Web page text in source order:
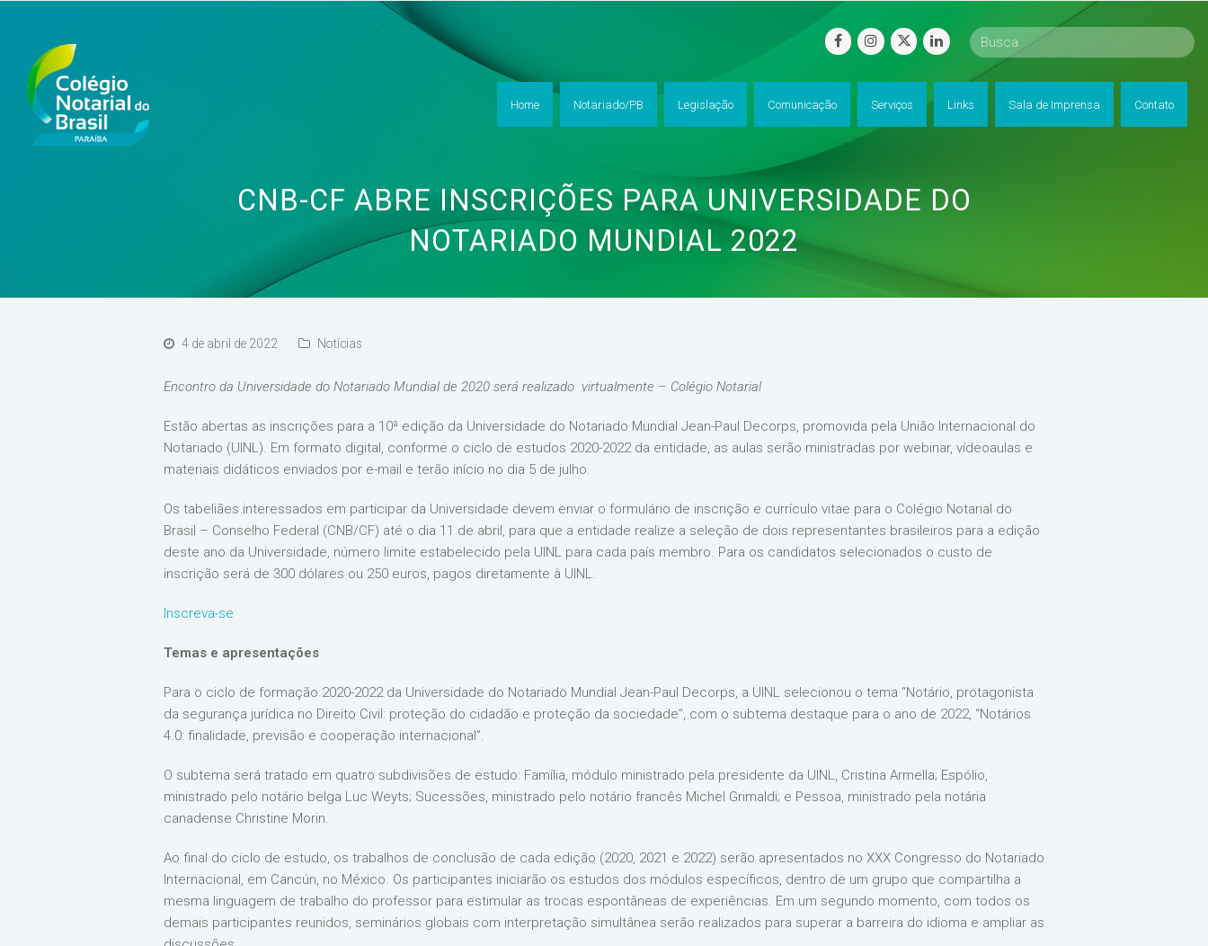
facebookinstagram
twitterlinkedin
Home Notariado/PB Legislação Comunicação Serviços Links Sala de Imprensa Contato
CNB-CF ABRE INSCRIÇÕES PARA UNIVERSIDADE DO
NOTARIADO MUNDIAL 2022
4 de abril de 2022 Notícias
Encontro da Universidade do Notariado Mundial de 2020 será realizado virtualmente – Colégio Notarial
Estão abertas as inscrições para a 10ª edição da Universidade do Notariado Mundial Jean-Paul Decorps, promovida pela União Internacional do
Notariado (UINL). Em formato digital, conforme o ciclo de estudos 2020-2022 da entidade, as aulas serão ministradas por webinar, vídeoaulas e
materiais didáticos enviados por e-mail e terão início no dia 5 de julho.
Os tabeliães interessados em participar da Universidade devem enviar o formulário de inscrição e currículo vitae para o Colégio Notarial do
Brasil – Conselho Federal (CNB/CF) até o dia 11 de abril, para que a entidade realize a seleção de dois representantes brasileiros para a edição
deste ano da Universidade, número limite estabelecido pela UINL para cada país membro. Para os candidatos selecionados o custo de
inscrição será de 300 dólares ou 250 euros, pagos diretamente à UINL.
Inscreva-se
Temas e apresentações
Para o ciclo de formação 2020-2022 da Universidade do Notariado Mundial Jean-Paul Decorps, a UINL selecionou o tema “Notário, protagonista
da segurança jurídica no Direito Civil: proteção do cidadão e proteção da sociedade”, com o subtema destaque para o ano de 2022, “Notários
4.0: finalidade, previsão e cooperação internacional”.
O subtema será tratado em quatro subdivisões de estudo: Família, módulo ministrado pela presidente da UINL, Cristina Armella; Espólio,
ministrado pelo notário belga Luc Weyts; Sucessões, ministrado pelo notário francês Michel Grimaldi; e Pessoa, ministrado pela notária
canadense Christine Morin.
Ao final do ciclo de estudo, os trabalhos de conclusão de cada edição (2020, 2021 e 2022) serão apresentados no XXX Congresso do Notariado
Internacional, em Cancún, no México. Os participantes iniciarão os estudos dos módulos específicos, dentro de um grupo que compartilha a
mesma linguagem de trabalho do professor para estimular as trocas espontâneas de experiências. Em um segundo momento, com todos os
demais participantes reunidos, seminários globais com interpretação simultânea serão realizados para superar a barreira do idioma e ampliar as